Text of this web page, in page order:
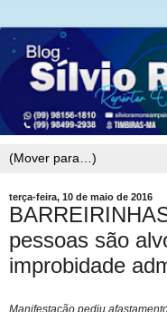
terça-feira, 10 de maio de 2016
pessoas são
improbidade